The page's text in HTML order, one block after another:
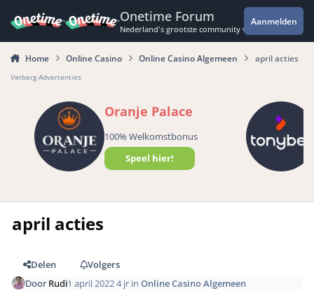
Onetime Forum
Nederland's grootste community voor de
Aanmelden
Home Online Casino Online Casino Algemeen april acties
Verberg Advertenties
Oranje Palace
100% Welkomstbonus
Speel hier!
april acties
Delen
Volgers
DoorRudi1 april 20224 jr inOnline Casino Algemeen